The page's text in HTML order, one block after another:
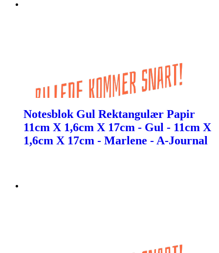
Notesblok Gul Rektangulær Papir
11cm X 1,6cm X 17cm - Gul - 11cm X
1,6cm X 17cm - Marlene - A-Journal